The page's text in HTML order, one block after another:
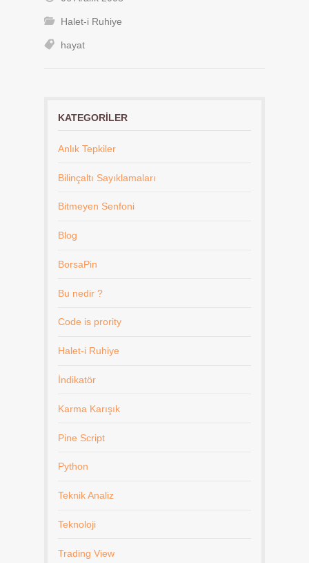
Halet-i Ruhiye
hayat
KATEGORILER
Anlık Tepkiler
Bilinçaltı Sayıklamaları
Bitmeyen Senfoni
Blog
BorsaPin
Bu nedir ?
Code is prority
Halet-i Ruhiye
İndikatör
Karma Karışık
Pine Script
Python
Teknik Analiz
Teknoloji
Trading View